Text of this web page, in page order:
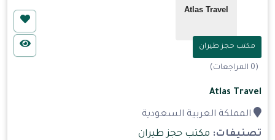
مكتب حجز طيران
(0 المراجعات)
Atlas Travel
المملكة العربية السعودية
تصنيفات: مكتب حجز طيران